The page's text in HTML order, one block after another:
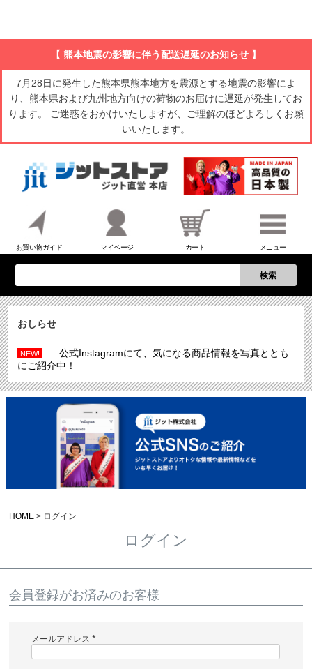
【 熊本地震の影響に伴う配送遅延のお知らせ 】
7月28日に発生した熊本県熊本地方を震源とする地震の影響によ
り、熊本県および九州地方向けの荷物のお届けに遅延が発生してお
ります。 ご迷惑をおかけいたしますが、ご理解のほどよろしくお願
いいたします。
お買い物ガイド マイページ カート メニュー
検索
おしらせ
NEW!
公式Instagramにて、気になる商品情報を写真ととも
にご紹介中！
HOME ログイン
ログイン
会員登録がお済みのお客様
メールアドレス
必